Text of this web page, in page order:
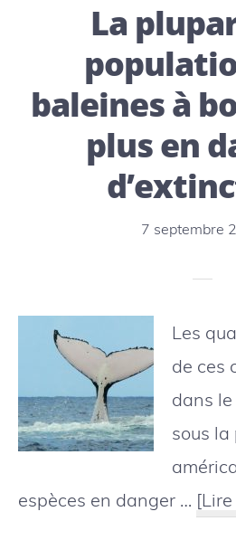
vers
une
extinction
marine
sans
précédent
La
baleines à
plus en
7 septembre
Les
de ces
dans
sous
espèces en danger …